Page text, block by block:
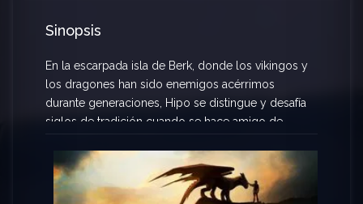
Sinopsis
En la escarpada isla de Berk, donde los vikingos y
los dragones han sido enemigos acérrimos
durante generaciones, Hipo se distingue y desafía
siglos de tradición cuando se hace amigo de
improbable vínculo revela la verdadera naturaleza
de los dragones y desafía los cimientos de la
sociedad vikinga.